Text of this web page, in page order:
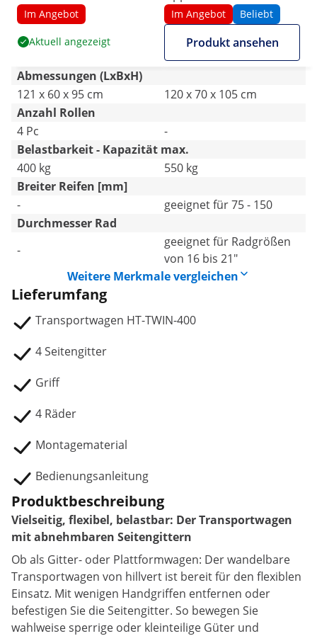
Seitengitter
Im Angebot
Aktuell angezeigt
Im Angebot Beliebt
Produkt ansehen
Abmessungen (LxBxH)
121 x 60 x 95 cm
120 x 70 x 105 cm
Anzahl Rollen
4 Pc
-
Belastbarkeit - Kapazität max.
400 kg
550 kg
Breiter Reifen [mm]
-
geeignet für 75 - 150
Durchmesser Rad
-
geeignet für Radgrößen
von 16 bis 21"
Weitere Merkmale vergleichen
Lieferumfang
Transportwagen HT-TWIN-400
4 Seitengitter
Griff
4 Räder
Montagematerial
Bedienungsanleitung
Produktbeschreibung
Vielseitig, flexibel, belastbar: Der Transportwagen
mit abnehmbaren Seitengittern
Ob als Gitter- oder Plattformwagen: Der wandelbare
Transportwagen von hillvert ist bereit für den flexiblen
Einsatz. Mit wenigen Handgriffen entfernen oder
befestigen Sie die Seitengitter. So bewegen Sie
wahlweise sperrige oder kleinteilige Güter und